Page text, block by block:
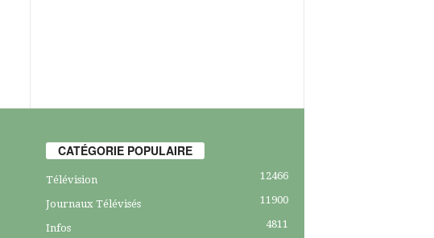
CATÉGORIE POPULAIRE
Télévision 12466
Journaux Télévisés 11900
Infos 4811